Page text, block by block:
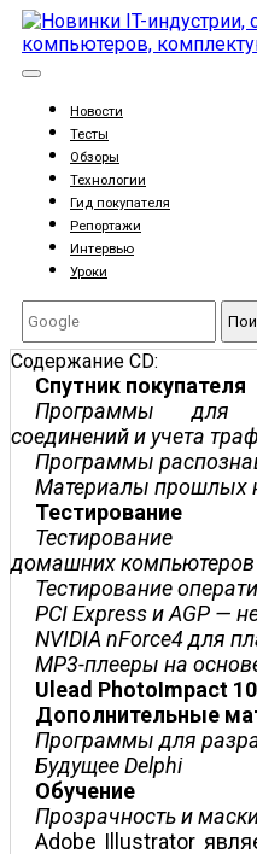
Новости
Тесты
Обзоры
Технологии
Гид покупателя
Репортажи
Интервью
Уроки
Содержание CD:
Спутник покупателя
Программы для
соединений и учета
Программы
Материалы прошлых
Тестирование
Тестирование
домашних компьютеров
Тестирование
PCI Express и AGP —
NVIDIA nForce4 для
MP3-плееры на
Ulead PhotoImpact 10
Дополнительные
Программы для
Будущее Delphi
Обучение
Прозрачность и
Adobe Illustrator